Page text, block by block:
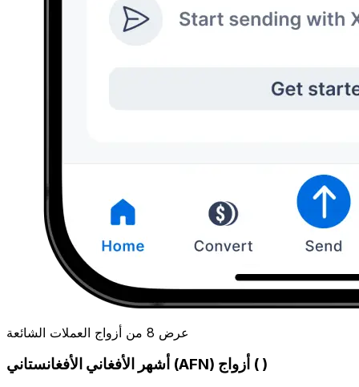
عرض 8 من أزواج العملات الشائعة
أشهر الأفغاني الأفغانستاني (AFN) أزواج ( )